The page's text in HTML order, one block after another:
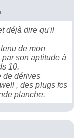
déjà dire qu'il
de mon
son aptitude à
10.
de dérives
, des plugs fcs
planche.